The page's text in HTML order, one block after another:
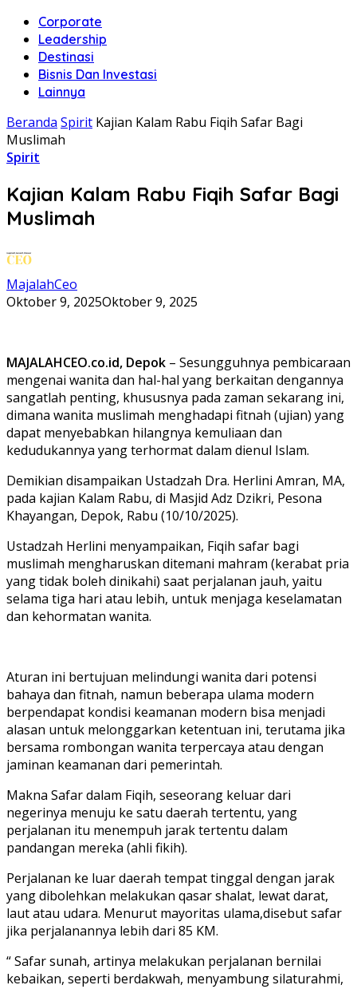
Corporate
Leadership
Destinasi
Bisnis Dan Investasi
Lainnya
Beranda Spirit Kajian Kalam Rabu Fiqih Safar Bagi
Muslimah
Spirit
Kajian Kalam Rabu Fiqih Safar Bagi
Muslimah
MajalahCeo
Oktober 9, 2025Oktober 9, 2025
MAJALAHCEO.co.id, Depok – Sesungguhnya pembicaraan
mengenai wanita dan hal-hal yang berkaitan dengannya
sangatlah penting, khususnya pada zaman sekarang ini,
dimana wanita muslimah menghadapi fitnah (ujian) yang
dapat menyebabkan hilangnya kemuliaan dan
kedudukannya yang terhormat dalam dienul Islam.
Demikian disampaikan Ustadzah Dra. Herlini Amran, MA,
pada kajian Kalam Rabu, di Masjid Adz Dzikri, Pesona
Khayangan, Depok, Rabu (10/10/2025).
Ustadzah Herlini menyampaikan, Fiqih safar bagi
muslimah mengharuskan ditemani mahram (kerabat pria
yang tidak boleh dinikahi) saat perjalanan jauh, yaitu
selama tiga hari atau lebih, untuk menjaga keselamatan
dan kehormatan wanita.
Aturan ini bertujuan melindungi wanita dari potensi
bahaya dan fitnah, namun beberapa ulama modern
berpendapat kondisi keamanan modern bisa menjadi
alasan untuk melonggarkan ketentuan ini, terutama jika
bersama rombongan wanita terpercaya atau dengan
jaminan keamanan dari pemerintah.
Makna Safar dalam Fiqih, seseorang keluar dari
negerinya menuju ke satu daerah tertentu, yang
perjalanan itu menempuh jarak tertentu dalam
pandangan mereka (ahli fikih).
Perjalanan ke luar daerah tempat tinggal dengan jarak
yang dibolehkan melakukan qasar shalat, lewat darat,
laut atau udara. Menurut mayoritas ulama,disebut safar
jika perjalanannya lebih dari 85 KM.
“ Safar sunah, artinya melakukan perjalanan bernilai
kebaikan, seperti berdakwah, menyambung silaturahmi,